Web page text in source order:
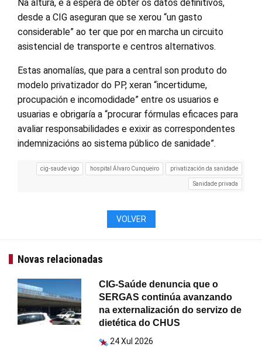
Na altura, e á espera de obter os datos definitivos,
desde a CIG aseguran que se xerou “un gasto
considerable” ao ter que por en marcha un circuito
asistencial de transporte e centros alternativos.
Estas anomalías, que para a central son produto do
modelo privatizador do PP, xeran “incertidume,
procupación e incomodidade” entre os usuarios e
usuarias e obrigaría a “procurar fórmulas eficaces para
avaliar responsabilidades e exixir as correspondentes
indemnizacións ao sistema público de sanidade”.
cig-saude vigo hospital Álvaro Cunqueiro privatización da sanidade
Sanidade privada
VOLVER
Novas relacionadas
CIG-Saúde denuncia que o
SERGAS continúa avanzando
na externalización do servizo de
dietética do CHUS
24 Xul 2026